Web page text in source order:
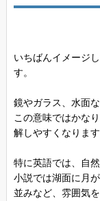
いちばんイメージ
す。
鏡やガラス、水面
この意味ではかな
解しやすくなります
特に英語では、自
小説では湖面に月
並みなど、雰囲気